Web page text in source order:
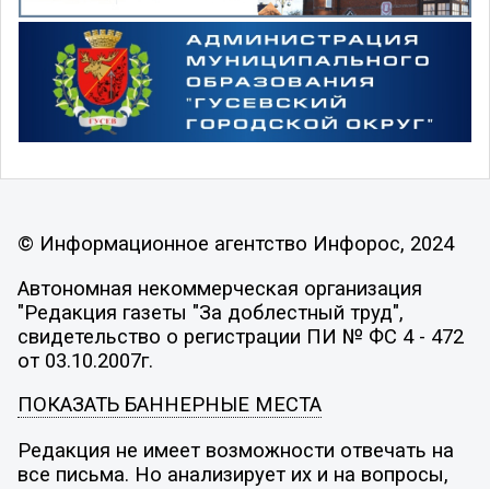
© Информационное агентство Инфорос, 2024
Автономная некоммерческая организация
"Редакция газеты "За доблестный труд",
свидетельство о регистрации ПИ № ФС 4 - 472
от 03.10.2007г.
ПОКАЗАТЬ БАННЕРНЫЕ МЕСТА
Редакция не имеет возможности отвечать на
все письма. Но анализирует их и на вопросы,